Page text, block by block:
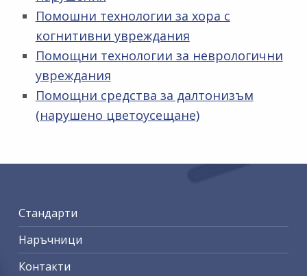
Помошни технологии за хора с
когнитивни увреждания
Помощни технологии за неврологични
увреждания
Помощни средства за далтонизъм
(нарушено цветоусещане)
Skip back to main navigation
Стандарти
Наръчници
Контакти